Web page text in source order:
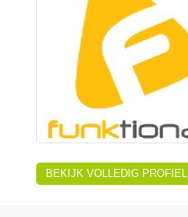
BEKIJK VOLLEDIG PROFIEL